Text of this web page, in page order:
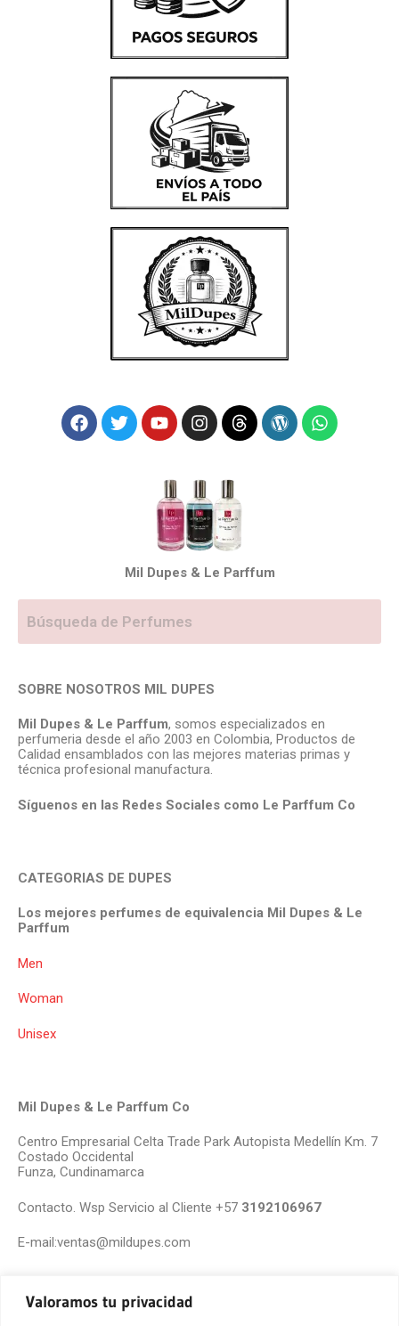
Valoramos tu privacidad
Mil Dupes & Le Parffum
SOBRE NOSOTROS MIL DUPES
Mil Dupes & Le Parffum, somos especializados en
perfumeria desde el año 2003 en Colombia, Productos de
Calidad ensamblados con las mejores materias primas y
técnica profesional manufactura.
Síguenos en las Redes Sociales como Le Parffum Co
CATEGORIAS DE DUPES
Los mejores perfumes de equivalencia Mil Dupes & Le
Parffum
Men
Woman
Unisex
Mil Dupes & Le Parffum Co
Centro Empresarial Celta Trade Park Autopista Medellín Km. 7
Costado Occidental
Funza, Cundinamarca
Contacto. Wsp Servicio al Cliente +57 3192106967
E-mail:ventas@mildupes.com